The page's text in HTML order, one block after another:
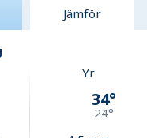
Jämför
Yr
34°
24°